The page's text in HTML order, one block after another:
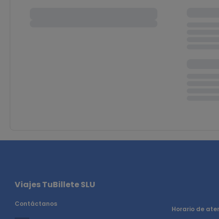
Viajes TuBillete SLU
Contáctanos
Horario de